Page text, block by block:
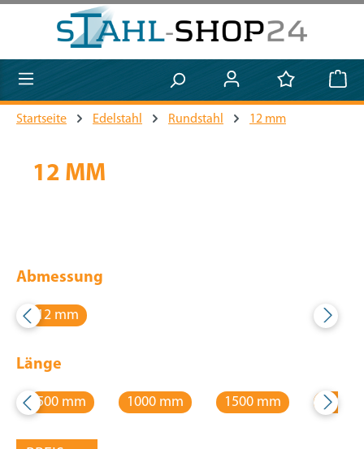
Zum Hauptinhalt springen
Startseite Edelstahl Rundstahl 12 mm
12 MM
Abmessung
12 mm
Länge
500 mm 1000 mm 1500 mm 2000